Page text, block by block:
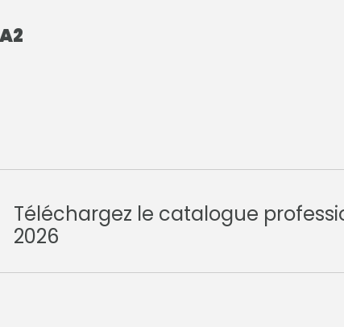
Téléchargez le catalogue
2026